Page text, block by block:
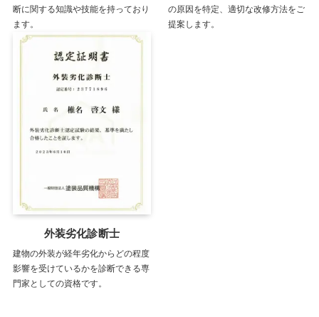
断に関する知識や技能を持っており
ます。
の原因を特定、適切な改修方法をご
提案します。
外装劣化診断士
建物の外装が経年劣化からどの程度
影響を受けているかを診断できる専
門家としての資格です。